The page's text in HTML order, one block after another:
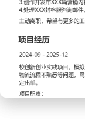
物流信息更新，
增长XXX%。
2.数据分析：每日
析访客、转化率
或促销建议；监
3.内容创作：为店
用简单设计工具制